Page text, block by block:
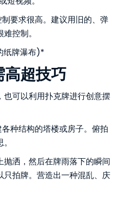
制要求很高。建议用旧的、弹
控制。
纸牌瀑布)*
超技巧
可以利用扑克牌进行创意摆
种结构的塔楼或房子。俯拍
抛洒，然后在牌雨落下的瞬间
拍牌。营造出一种混乱、庆